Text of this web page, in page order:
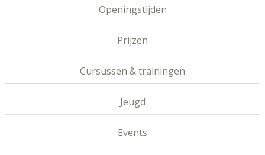
Openingstijden
Prijzen
Cursussen & trainingen
Jeugd
Events